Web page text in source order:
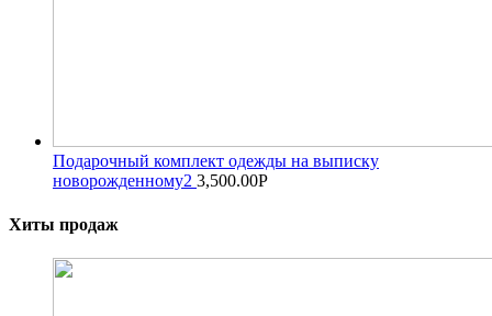
Подарочный комплект одежды на выписку
новорожденному2 3,500.00Р
Хиты продаж